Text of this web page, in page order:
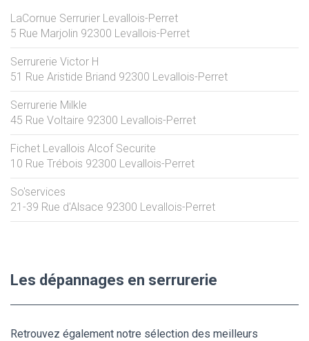
LaCornue Serrurier Levallois-Perret
5 Rue Marjolin 92300 Levallois-Perret
Serrurerie Victor H
51 Rue Aristide Briand 92300 Levallois-Perret
Serrurerie Milkle
45 Rue Voltaire 92300 Levallois-Perret
Fichet Levallois Alcof Securite
10 Rue Trébois 92300 Levallois-Perret
So'services
21-39 Rue d'Alsace 92300 Levallois-Perret
Les dépannages en serrurerie
Retrouvez également notre sélection des meilleurs